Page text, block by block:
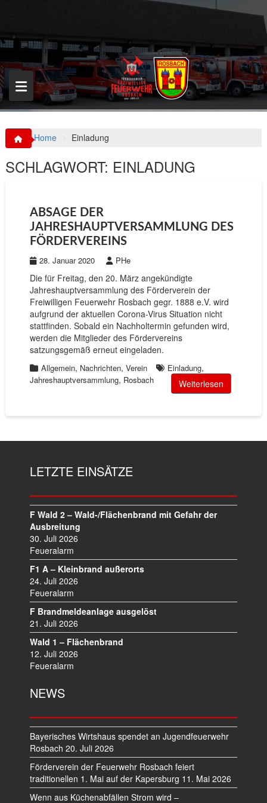
p
o
c
o
n
t
Home Einladung
SCHLAGWORT: EINLADUNG
ABSAGE DER
JAHRESHAUPTVERSAMMLUNG DES
FÖRDERVEREINS
28. Januar 2020 PHe
Die für Freitag, den 20. März angekündigte
Jahreshauptversammlung des Förderverein der
Freiwilligen Feuerwehr Rosbach gegr. 1888 e.V. wird
aufgrund der aktuellen Corona-Virus Situation nicht
stattfinden. Sobald ein Nachholtermin gefunden wird,
werden die Mitglieder des Fördervereins
satzungsgemäß erneut eingeladen.
Allgemein, Nachrichten, Verein Einladung,
Jahreshauptversammlung, Rosbach Weiterlesen
LETZTE EINSÄTZE
F Wald 2 – Wald-/Flächenbrand mit Gefahr der
Ausbreitung
30. Juli 2026
Feueralarm
F1 A – Kleinbrand außerorts
24. Juli 2026
Feueralarm
F Brandmeldeanlage ausgelöst
21. Juli 2026
Wald 1 – Flächenbrand
12. Juli 2026
Feueralarm
NEWS
Bayerisches Wirtshaus spendet an Jugendfeuerwehr
Rosbach 20. Juli 2026
Förderverein der Feuerwehr Rosbach feiert
traditionellen 1. Mai auf der Kapersburg 11. Mai 2026
Wenn aus Küchenabfällen Strom wird –